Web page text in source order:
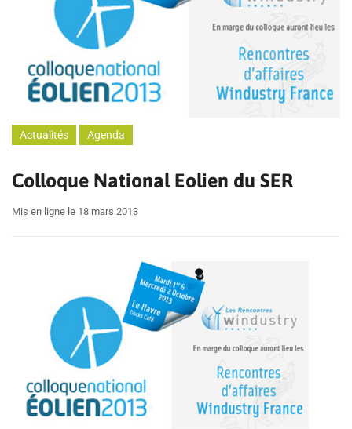
Actualités Agenda
Colloque National Eolien du SER
Mis en ligne le 18 mars 2013